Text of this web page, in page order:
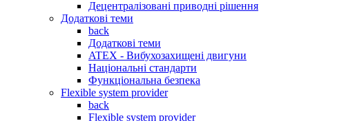
Децентралізовані приводні рішення
Додаткові теми
back
Додаткові теми
ATEX - Вибухозахищені двигуни
Національні стандарти
Функціональна безпека
Flexible system provider
back
Flexible system provider